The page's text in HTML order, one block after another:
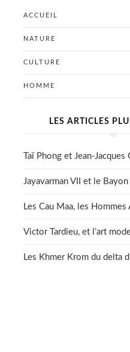
ACCUEIL
NATURE
CULTURE
HOMME
LES ARTICLES
Taï Phong et Jean-Jacques
Jayavarman VII et le Bayon
Les Cau Maa, les
Victor Tardieu, et l’art
Les Khmer Krom du delta